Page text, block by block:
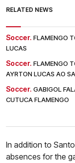
RELATED NEWS
Soccer. FLAMENGO
LUCAS
Soccer. FLAMENGO
AYRTON LUCAS AO
Soccer. GABIGOL
CUTUCA FLAMENGO
In addition to
absences for the